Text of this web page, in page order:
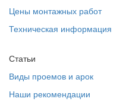
Цены монтажных работ
Техническая информация
Статьи
Виды проемов и арок
Наши рекомендации